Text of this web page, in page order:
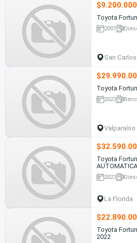
$9.200.000
Toyota
2007
San Carlos
Toyota
2023
Valparaíso
Toyota
AUTOMATICA
2023
La Florida
Toyota
2022